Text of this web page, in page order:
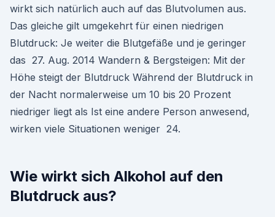
wirkt sich natürlich auch auf das Blutvolumen aus.
Das gleiche gilt umgekehrt für einen niedrigen
Blutdruck: Je weiter die Blutgefäße und je geringer
das 27. Aug. 2014 Wandern & Bergsteigen: Mit der
Höhe steigt der Blutdruck Während der Blutdruck in
der Nacht normalerweise um 10 bis 20 Prozent
niedriger liegt als Ist eine andere Person anwesend,
wirken viele Situationen weniger 24.
Wie wirkt sich Alkohol auf den
Blutdruck aus?